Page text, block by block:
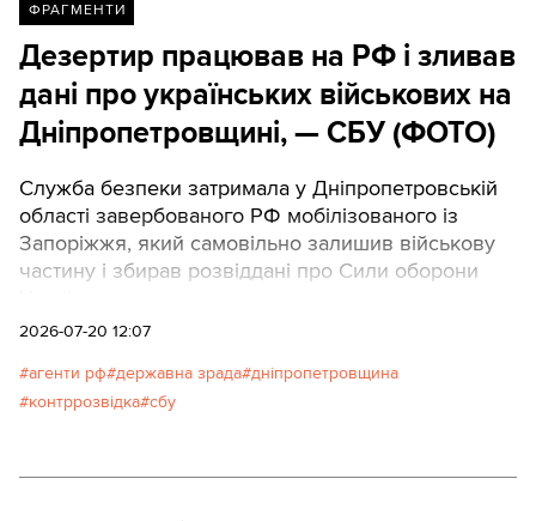
ФРАГМЕНТИ
Дезертир працював на РФ і зливав
дані про українських військових на
Дніпропетровщині, — СБУ (ФОТО)
Служба безпеки затримала у Дніпропетровській
області завербованого РФ мобілізованого із
Запоріжжя, який самовільно залишив військову
частину і збирав розвіддані про Сили оборони
2026-07-20 12:07
агенти рф державна зрада дніпропетровщина
контррозвідка сбу